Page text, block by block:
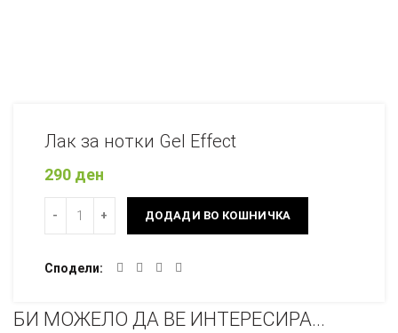
Лак за нотки Gel Effect
290 ден
ДОДАДИ ВО КОШНИЧКА
Сподели
БИ МОЖЕЛО ДА ВЕ ИНТЕРЕСИРА...